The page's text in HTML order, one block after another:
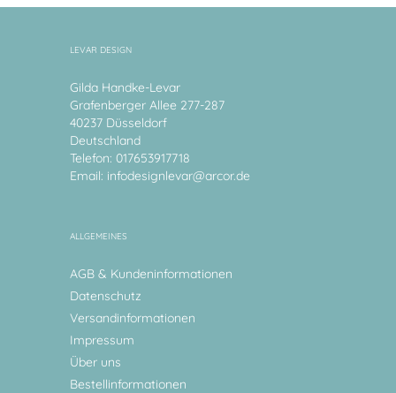
LEVAR DESIGN
Gilda Handke-Levar
Grafenberger Allee 277-287
40237 Düsseldorf
Deutschland
Telefon: 017653917718
Email: infodesignlevar@arcor.de
ALLGEMEINES
AGB & Kundeninformationen
Datenschutz
Versandinformationen
Impressum
Über uns
Bestellinformationen